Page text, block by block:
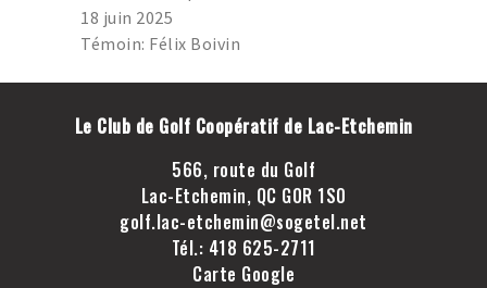
GOLF LAC-ETCHEMIN
GOLF LAC-ETCHEMIN
FACEBOOK
INSTAGRAM
18 juin 2025
Témoin: Félix Boivin
Le Club de Golf Coopératif de Lac-Etchemin
566, route du Golf
Lac-Etchemin, QC G0R 1S0
golf.lac-etchemin@sogetel.net
Tél.: 418 625-2711
Carte Google